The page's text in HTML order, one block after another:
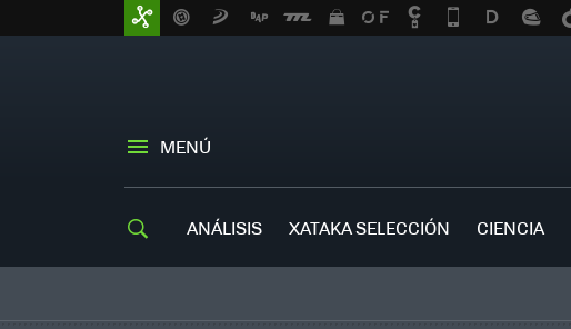
MENÚ
ANÁLISIS XATAKA SELECCIÓN CIENCIA